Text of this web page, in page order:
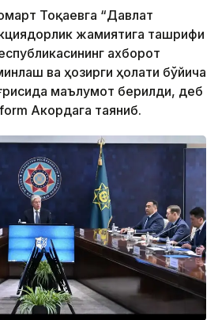
Тоқаевга “Давлат
жамиятига ташрифи
ахборот
ва ҳозирги ҳолати бўйича
маълумот берилди, деб
Акордага таяниб.